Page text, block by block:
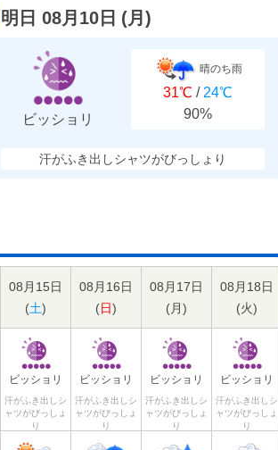
明日 08月10日 (月 )
ビッショリ
晴のち雨
31℃ / 24℃
90%
汗がふき出しシャツがびっしょり
08月15日
(土)
08月16日
(日)
08月17日
(月)
08月18日
(火)
ビッショリ
汗がふき出しシ
ャツがびっしょ
り
ビッショリ
汗がふき出しシ
ャツがびっしょ
り
ビッショリ
汗がふき出しシ
ャツがびっしょ
り
ビッショリ
汗がふき出しシ
ャツがびっしょ
り